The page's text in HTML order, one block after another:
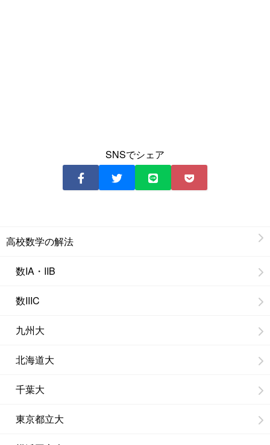
SNSでシェア
高校数学の解法
数IA・IIB
数IIIC
九州大
北海道大
千葉大
東京都立大